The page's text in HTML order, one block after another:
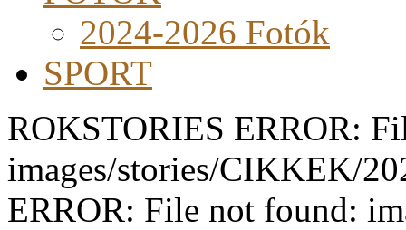
2024-2026 Fotók
SPORT
ROKSTORIES ERROR:
images/stories/CIKKEK/
ERROR: File not found: